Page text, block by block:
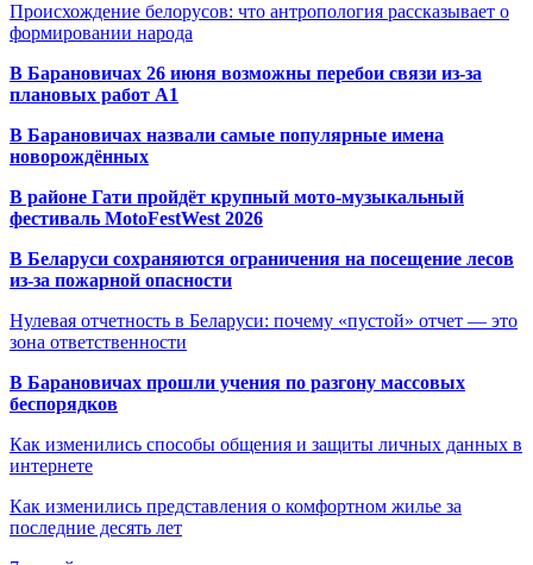
Происхождение белорусов: что антропология рассказывает о
формировании народа
В Барановичах 26 июня возможны перебои связи из-за
плановых работ A1
В Барановичах назвали самые популярные имена
новорождённых
В районе Гати пройдёт крупный мото-музыкальный
фестиваль MotoFestWest 2026
В Беларуси сохраняются ограничения на посещение лесов
из-за пожарной опасности
Нулевая отчетность в Беларуси: почему «пустой» отчет — это
зона ответственности
В Барановичах прошли учения по разгону массовых
беспорядков
Как изменились способы общения и защиты личных данных в
интернете
Как изменились представления о комфортном жилье за
последние десять лет